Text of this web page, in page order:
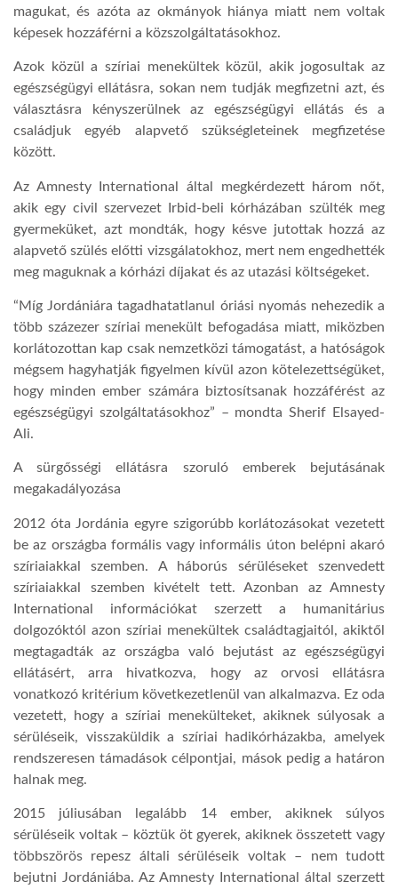
magukat, és azóta az okmányok hiánya miatt nem voltak
képesek hozzáférni a közszolgáltatásokhoz.
Azok közül a szíriai menekültek közül, akik jogosultak az
egészségügyi ellátásra, sokan nem tudják megfizetni azt, és
választásra kényszerülnek az egészségügyi ellátás és a
családjuk egyéb alapvető szükségleteinek megfizetése
között.
Az Amnesty International által megkérdezett három nőt,
akik egy civil szervezet Irbid-beli kórházában szülték meg
gyermeküket, azt mondták, hogy késve jutottak hozzá az
alapvető szülés előtti vizsgálatokhoz, mert nem engedhették
meg maguknak a kórházi díjakat és az utazási költségeket.
“Míg Jordániára tagadhatatlanul óriási nyomás nehezedik a
több százezer szíriai menekült befogadása miatt, miközben
korlátozottan kap csak nemzetközi támogatást, a hatóságok
mégsem hagyhatják figyelmen kívül azon kötelezettségüket,
hogy minden ember számára biztosítsanak hozzáférést az
egészségügyi szolgáltatásokhoz” – mondta Sherif Elsayed-
Ali.
A sürgősségi ellátásra szoruló emberek bejutásának
megakadályozása
2012 óta Jordánia egyre szigorúbb korlátozásokat vezetett
be az országba formális vagy informális úton belépni akaró
szíriaiakkal szemben. A háborús sérüléseket szenvedett
szíriaiakkal szemben kivételt tett. Azonban az Amnesty
International információkat szerzett a humanitárius
dolgozóktól azon szíriai menekültek családtagjaitól, akiktől
megtagadták az országba való bejutást az egészségügyi
ellátásért, arra hivatkozva, hogy az orvosi ellátásra
vonatkozó kritérium következetlenül van alkalmazva. Ez oda
vezetett, hogy a szíriai menekülteket, akiknek súlyosak a
sérüléseik, visszaküldik a szíriai hadikórházakba, amelyek
rendszeresen támadások célpontjai, mások pedig a határon
halnak meg.
2015 júliusában legalább 14 ember, akiknek súlyos
sérüléseik voltak – köztük öt gyerek, akiknek összetett vagy
többszörös repesz általi sérüléseik voltak – nem tudott
bejutni Jordániába. Az Amnesty International által szerzett